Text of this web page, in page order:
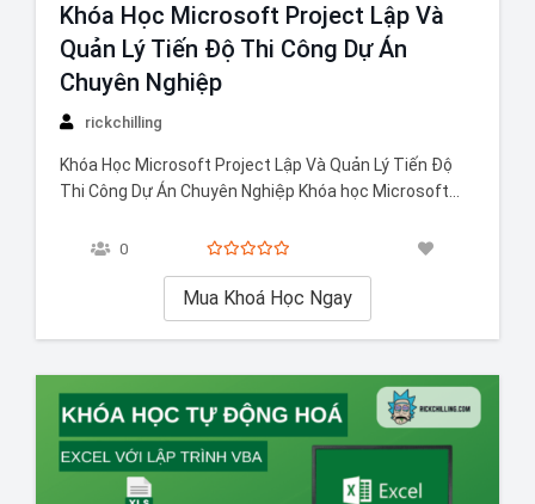
Khóa Học Microsoft Project Lập Và
Quản Lý Tiến Độ Thi Công Dự Án
Chuyên Nghiệp
rickchilling
Khóa Học Microsoft Project Lập Và Quản Lý Tiến Độ
Thi Công Dự Án Chuyên Nghiệp Khóa học Microsoft
Chuyên Nghiệp giúp bạn nắm vững các kỹ năng sử
0
Mua Khoá Học Ngay